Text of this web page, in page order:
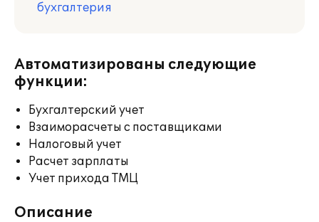
бухгалтерия
Автоматизированы следующие
функции:
Бухгалтерский учет
Взаиморасчеты с поставщиками
Налоговый учет
Расчет зарплаты
Учет прихода ТМЦ
Описание